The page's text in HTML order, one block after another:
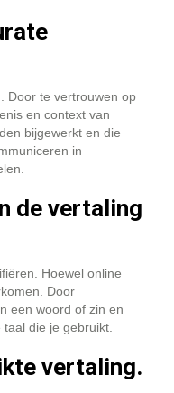
Door te vertrouwen op
en context van
bijgewerkt en die
in
de vertaling
Hoewel online
Door
een woord of zin en
die je gebruikt.
vertaling.